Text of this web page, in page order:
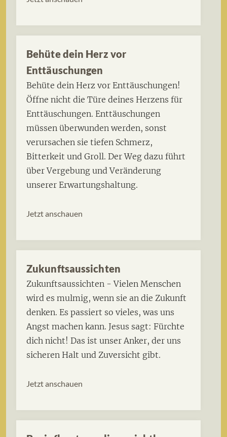
Behüte dein Herz vor
Enttäuschungen
Behüte dein Herz vor Enttäuschungen!
Öffne nicht die Türe deines Herzens für
Enttäuschungen. Enttäuschungen
müssen überwunden werden, sonst
verursachen sie tiefen Schmerz,
Bitterkeit und Groll. Der Weg dazu führt
über Vergebung und Veränderung
unserer Erwartungshaltung.
Jetzt anschauen
Zukunftsaussichten
Zukunftsaussichten - Vielen Menschen
wird es mulmig, wenn sie an die Zukunft
denken. Es passiert so vieles, was uns
Angst machen kann. Jesus sagt: Fürchte
dich nicht! Das ist unser Anker, der uns
sicheren Halt und Zuversicht gibt.
Jetzt anschauen